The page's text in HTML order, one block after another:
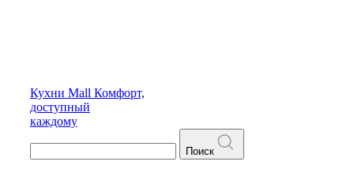
Кухни Mall Комфорт,
доступный
каждому
Поиск